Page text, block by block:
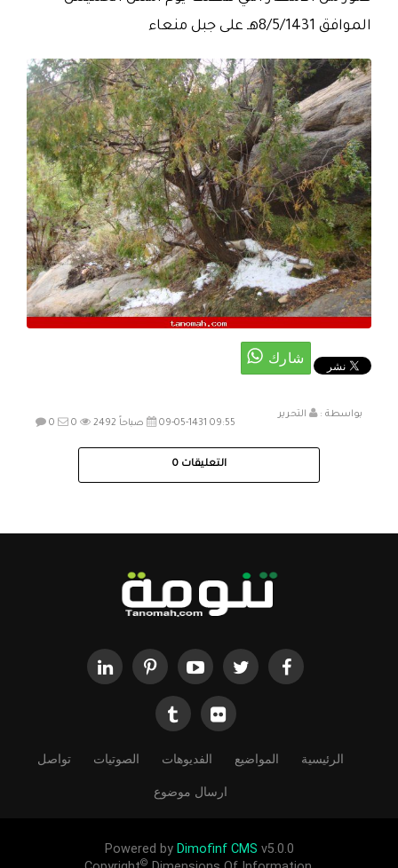
الموافق 8/5/1431هـ على جبل منعاء
بواسطة :
التحرير
09-05-1431 09:55 صباحاً
0 0 2492
التعليقات 0
الرئيسية المواضيع الفديوهات الصوتيات تواصل
ارسال موضوع
Powered by Dimofinf CMS v5.0.0
©